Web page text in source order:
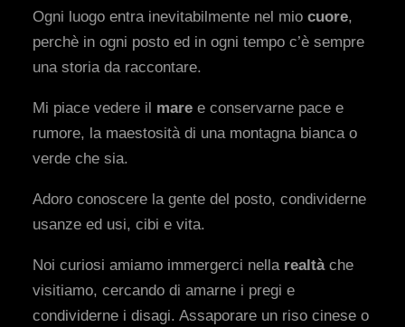
Ogni luogo entra inevitabilmente nel mio cuore,
perchè in ogni posto ed in ogni tempo c’è sempre
una storia da raccontare.
Mi piace vedere il mare e conservarne pace e
rumore, la maestosità di una montagna bianca o
verde che sia.
Adoro conoscere la gente del posto, condividerne
usanze ed usi, cibi e vita.
Noi curiosi amiamo immergerci nella realtàche
visitiamo, cercando di amarne i pregi e
condividerne i disagi. Assaporare un riso cinese o